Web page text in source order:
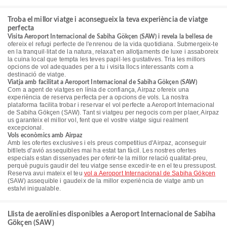
Troba el millor viatge i aconsegueix la teva experiència de viatge
perfecta
Visita Aeroport Internacional de Sabiha Gökçen (SAW) i revela la bellesa de
ofereix el refugi perfecte de l'enrenou de la vida quotidiana. Submergeix-te
en la tranquil·litat de la natura, relaxa't en allotjaments de luxe i assaboreix
la cuina local que tempta les teves papil·les gustatives. Tria les millors
opcions de vol adequades per a tu i visita llocs interessants com a
destinació de viatge.
Viatja amb facilitat a Aeroport Internacional de Sabiha Gökçen (SAW)
Com a agent de viatges en línia de confiança, Airpaz ofereix una
experiència de reserva perfecta per a opcions de vols. La nostra
plataforma facilita trobar i reservar el vol perfecte a Aeroport Internacional
de Sabiha Gökçen (SAW). Tant si viatgeu per negocis com per plaer, Airpaz
us garanteix el millor vol, fent que el vostre viatge sigui realment
excepcional.
Vols econòmics amb Airpaz
Amb les ofertes exclusives i els preus competitius d'Airpaz, aconseguir
bitllets d'avió assequibles mai ha estat tan fàcil. Les nostres ofertes
especials estan dissenyades per oferir-te la millor relació qualitat-preu,
perquè puguis gaudir del teu viatge sense excedir-te en el teu pressupost.
Reserva avui mateix el teu vol a Aeroport Internacional de Sabiha Gökçen
(SAW) assequible i gaudeix de la millor experiència de viatge amb un
estalvi inigualable.
Llista de aerolínies disponibles a Aeroport Internacional de Sabiha
Gökçen (SAW)